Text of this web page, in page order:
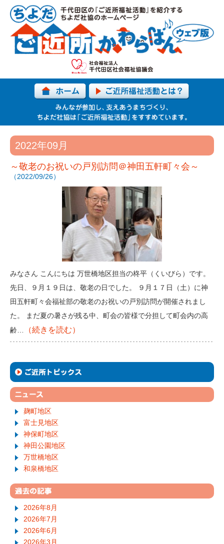
2022年09月
～敬老のお祝いの戸別訪問＠神田五軒町々会～
（2022/09/26）
みなさん こんにちは 万世橋地区担当の柊平（くいびら）です。
先日、９月１９日は、敬老の日でした。 ９月１７日（土）に神
田五軒町々会福祉部の敬老のお祝いの戸別訪問が開催されまし
た。 まだ夏の暑さが残る中、町会の皆様で分担して町会内の高
齢…
（続きを読む）
麹町地区
富士見地区
神保町地区
神田公園地区
万世橋地区
和泉橋地区
2026年8月
2026年7月
2026年6月
2026年3月